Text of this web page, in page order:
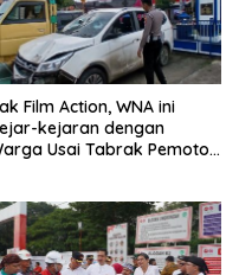
Film Action, WNA ini
kejaran dengan
Usai Tabrak Pemotor